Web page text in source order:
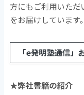
方にもご利用いただ
をお届けしています
「e発明塾通信」
★弊社書籍の紹介